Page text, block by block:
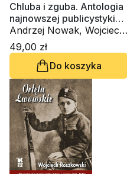
Chluba i zguba. Antologia
najnowszej publicystyki
patriotycznej
Andrzej Nowak, Wojciech
Roszkowski
49,00 zł
Do koszyka